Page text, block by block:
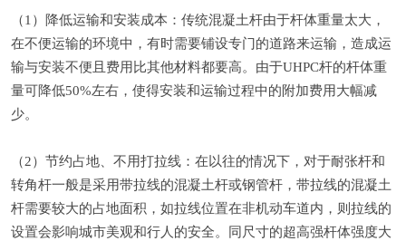
（1）降低运输和安装成本：传统混凝土杆由于杆体重量太大，
在不便运输的环境中，有时需要铺设专门的道路来运输，造成运
输与安装不便且费用比其他材料都要高。由于UHPC杆的杆体重
量可降低50%左右，使得安装和运输过程中的附加费用大幅减
少。
（2）节约占地、不用打拉线：在以往的情况下，对于耐张杆和
转角杆一般是采用带拉线的混凝土杆或钢管杆，带拉线的混凝土
杆需要较大的占地面积，如拉线位置在非机动车道内，则拉线的
设置会影响城市美观和行人的安全。同尺寸的超高强杆体强度大